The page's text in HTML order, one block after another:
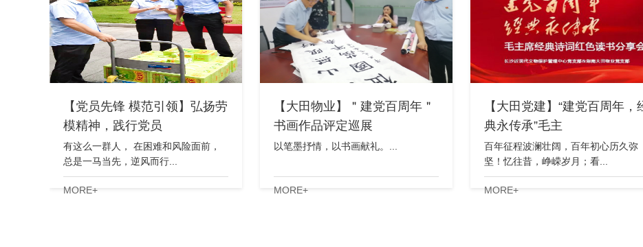
【党员先锋 模范引领】弘扬劳
模精神，践行党员
有这么一群人， 在困难和风险面前，
总是一马当先，逆风而行...
MORE+
【大田物业】＂建党百周年＂
书画作品评定巡展
以笔墨抒情，以书画献礼。...
MORE+
【大田党建】“建党百周年，
典永传承”毛主
百年征程波澜壮阔，百年初心历久弥
坚！忆往昔，峥嵘岁月；看...
MORE+